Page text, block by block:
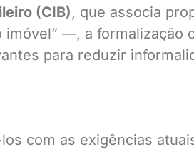
(CIB), que associa
—, a formalização
para reduzir
com as exigências